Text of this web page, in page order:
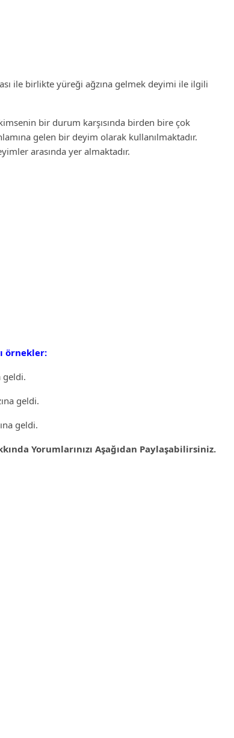
ile birlikte yüreği ağzına gelmek deyimi ile ilgili
bir durum karşısında birden bire çok
gelen bir deyim olarak kullanılmaktadır.
arasında yer almaktadır.
örnekler:
geldi.
geldi.
geldi.
Yorumlarınızı Aşağıdan Paylaşabilirsiniz.